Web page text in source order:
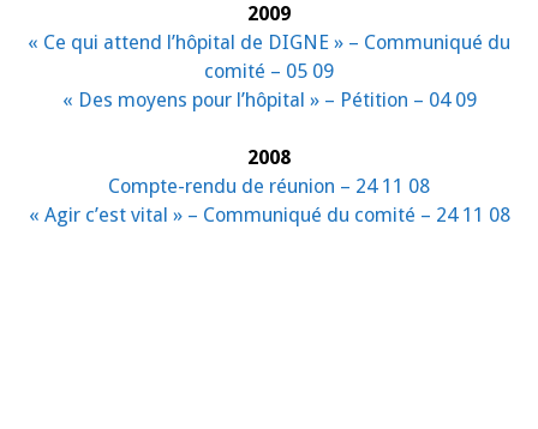
2009
« Ce qui attend l’hôpital de DIGNE » – Communiqué du
comité – 05 09
« Des moyens pour l’hôpital » – Pétition – 04 09
2008
Compte-rendu de réunion – 24 11 08
« Agir c’est vital » – Communiqué du comité – 24 11 08